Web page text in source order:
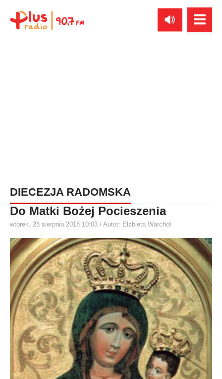
DIECEZJA RADOMSKA
Do Matki Bożej Pocieszenia
wtorek, 28 sierpnia 2018 10:03 / Autor: Elżbieta Warchoł